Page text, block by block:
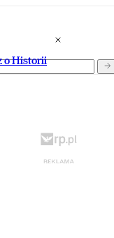
o Historii